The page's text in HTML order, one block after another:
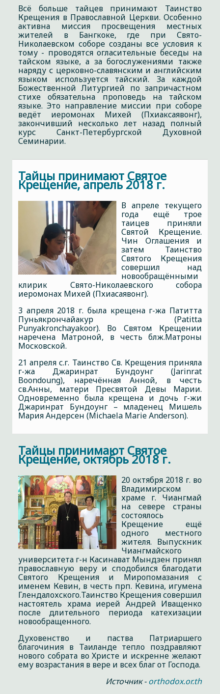
Всё больше тайцев принимают Таинство
Крещения в Православной Церкви. Особенно
активна миссия просвещения местных
жителей в Бангкоке, где при Свято-
Николаевском соборе созданы все условия к
тому - проводятся огласительные беседы на
тайском языке, а за богослужениями также
наряду с церковно-славянским и английским
языком используется тайский. За каждой
Божественной Литургией по запричастном
стихе обязательна проповедь на тайском
языке. Это направление миссии при соборе
ведёт иеромонах Михей (Пхиаксаявонг),
закончивший несколько лет назад полный
курс Санкт-Петербургской Духовной
Семинарии.
Тайцы принимают Святое
Крещение, апрель 2018 г.
В апреле текущего
года ещё трое
таицев приняли
Святой Крещение.
Чин Оглашения и
затем Таинство
Святого Крещения
совершил над
новообращёнными
клирик Свято-Николаевского собора
иеромонах Михей (Пхиасаявонг).
3 апреля 2018 г. была крещена г-жа Патитта
Пуньякрончайакур (Patitta
Punyakronchayakoor). Во Святом Крещении
наречена Матроной, в честь блж.Матроны
Московской.
21 апреля с.г. Таинство Св. Крещения приняла
г-жа Джаринрат Бундоунг (Jarinrat
Boondoung), наречённая Анной, в честь
св.Анны, матери Пресвятой Девы Марии.
Одновременно была крещена и дочь г-жи
Джаринрат Бундоунг – младенец Мишель
Мария Андерсен (Michaela Marie Anderson).
Тайцы принимают Святое
Крещение, октябрь 2018 г.
20 октября 2018 г. во
Владимирском
храме г. Чиангмай
на севере страны
состоялось
Крещение ещё
одного местного
жителя. Выпускник
Чиангмайского
университета г-н Касинават Мындзен принял
православную веру и сподобился благодати
Святого Крещения и Миропомазания с
именем Кевин, в честь прп. Кевина, игумена
Глендалохского.Таинство Крещения совершил
настоятель храма иерей Андрей Иващенко
после длительного периода катехизации
новообращенного.
Духовенство и паства Патриаршего
благочиния в Таиланде тепло поздравляют
нового собрата во Христе и искренне желают
ему возрастания в вере и всех благ от Господа.
Источник -orthodox.or.th